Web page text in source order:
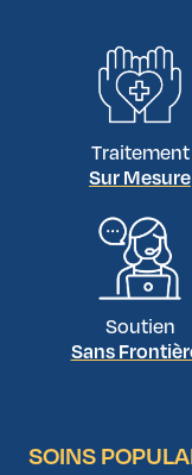
Traitement
Sur Mesure
Soutien
Sans
SOINS